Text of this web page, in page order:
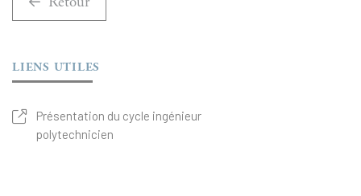
LIENS UTILES
Présentation du cycle ingénieur
polytechnicien